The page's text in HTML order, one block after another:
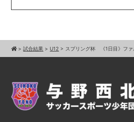
>試合結果 > U12 > スプリング杯 《1日目》ファ